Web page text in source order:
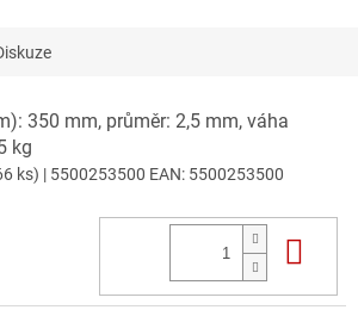
350 mm, průměr: 2,5 mm, váha
kg
ks) | 5500253500 EAN: 5500253500